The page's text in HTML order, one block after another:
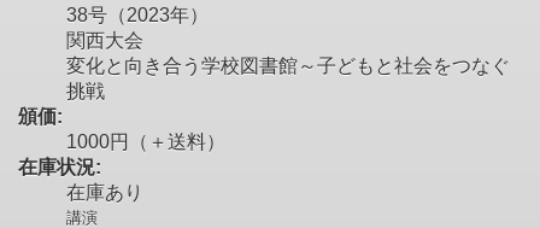
38号（2023年）
関西大会
変化と向き合う学校図書館～子どもと社会をつなぐ
挑戦
頒価:
1000円（＋送料）
在庫状況:
在庫あり
講演